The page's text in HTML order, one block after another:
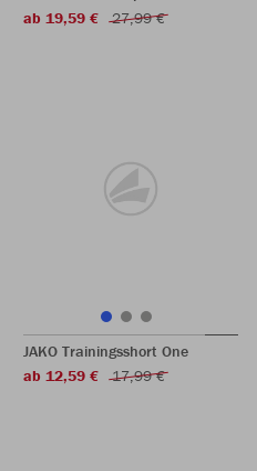
ab 19,59 €
27,99 €
JAKO Trainingsshort One
ab 12,59 €
17,99 €